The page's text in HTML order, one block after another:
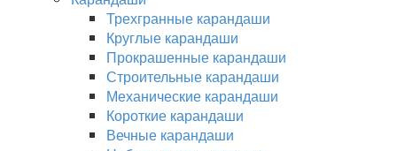
Трехгранные карандаши
Круглые карандаши
Прокрашенные карандаши
Строительные карандаши
Механические карандаши
Короткие карандаши
Вечные карандаши